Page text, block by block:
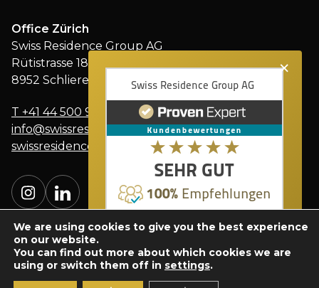
×
Office Zürich
Swiss Residence Group AG
Rütistrasse 18
8952 Schlieren
T +41 44 500 91 91
info@swissresidencegroup.ch
swissresidencegroup.ch
We are using cookies to give you the best experience
on our website.
You can find out more about which cookies we are
using or switch them off in settings.